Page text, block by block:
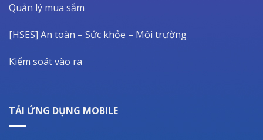
Quản lý mua sắm
[HSES] An toàn – Sức khỏe – Môi trường
Kiểm soát vào ra
TẢI ỨNG DỤNG MOBILE